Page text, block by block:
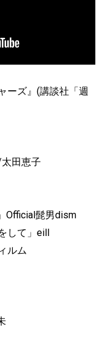
ーズ』(講談社「週
田恵子
Official髭男dism
して」eill
ルム